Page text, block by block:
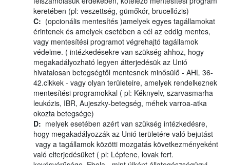
keretében (pl: veszettség, gümőkór, brucellózis)
C: (opcionális mentesítés )amelyek egyes tagállamokat
érintenek és amelyek esetében a cél az eddig mentes,
vagy mentesítési programot végrehajtó tagállamok
védelme. ( intézkedésekre van szükség ahhoz, hogy
megakadályozható legyen átterjedésük az Unió
hivatalosan betegségtől mentesnek minősülő - AHL 36-
42.cikkek - vagy olyan területeire, amelyek rendelkeznek
mentesítési programokkal ( pl: Kéknyelv, szarvasmarha
leukózis, IBR, Aujeszky-betegség, méhek varroa-atka
okozta betegsége)
D: melyek esetében azért van szükség intézkedésre,
hogy megakadályozzák az Unió területére való bejutást
vagy a tagállamok közötti mozgatás következményeként
való elterjedésüket ( pl: Lépfene, lovak fert.